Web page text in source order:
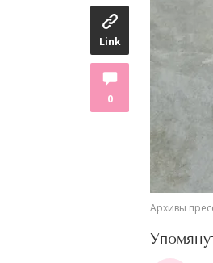
Link
0
Архивы